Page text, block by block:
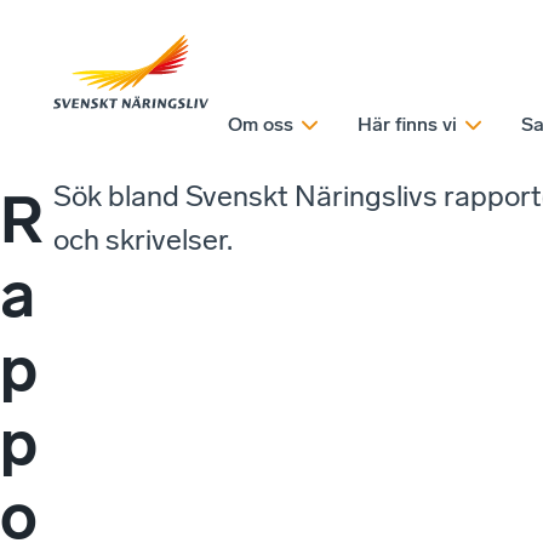
Om oss Här finns vi
R
a
p
p
o
Sök bland Svenskt Näringslivs
och skrivelser.